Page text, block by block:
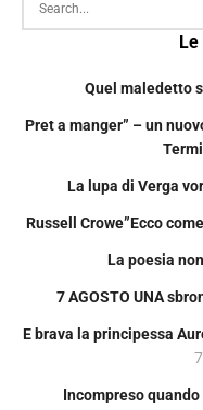
Quel maledetto
Pret a manger” – un
La lupa di Verga
Russell Crowe”Ecco
La poesia
7 AGOSTO UNA
E brava la principessa
Incompreso quando